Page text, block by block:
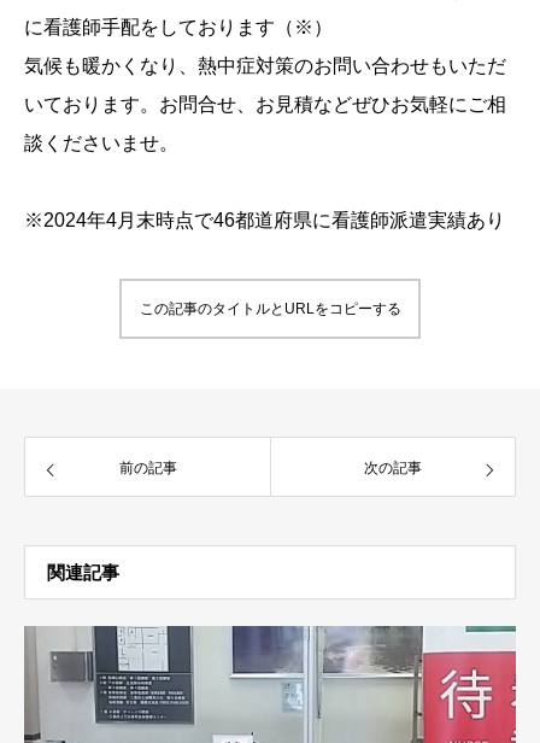
に看護師手配をしております（※）
気候も暖かくなり、熱中症対策のお問い合わせもいただ
いております。お問合せ、お見積などぜひお気軽にご相
談くださいませ。
※2024年4月末時点で46都道府県に看護師派遣実績あり
この記事のタイトルとURLをコピーする
前の記事 次の記事
関連記事